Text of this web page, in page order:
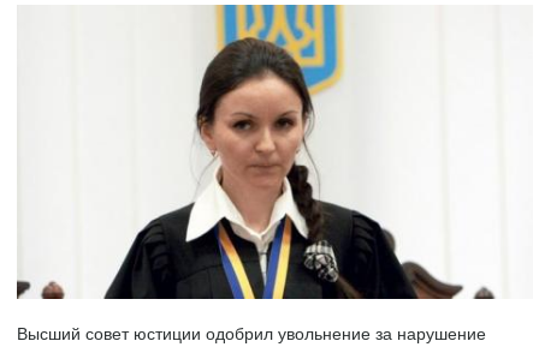
Высший совет юстиции одобрил увольнение за нарушение